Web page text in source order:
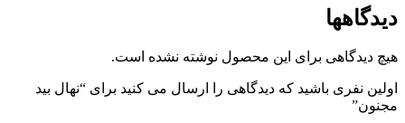
دیدگاهها
هیچ دیدگاهی برای این محصول نوشته نشده است.
اولین نفری باشید که دیدگاهی را ارسال می کنید برای “نهال بید
مجنون”